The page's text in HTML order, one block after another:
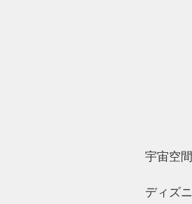
宇宙空
ディズ